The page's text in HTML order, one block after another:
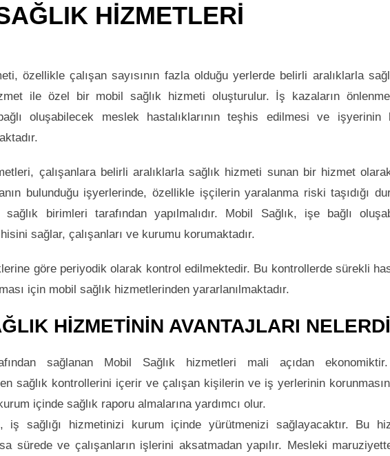
HİZMETLERİ
özellikle çalışan sayısının fazla olduğu yerlerde belirli aralıklarla
ile özel bir mobil sağlık hizmeti oluşturulur. İş kazaların
oluşabilecek meslek hastalıklarının teşhis edilmesi ve işyerinin
çalışanlara belirli aralıklarla sağlık hizmeti sunan bir hizmet
bulunduğu işyerlerinde, özellikle işçilerin yaralanma riski taşıdığı
birimleri tarafından yapılmalıdır. Mobil Sağlık, işe bağlı
sağlar, çalışanları ve kurumu korumaktadır.
göre periyodik olarak kontrol edilmektedir. Bu kontrollerde sürekli
için mobil sağlık hizmetlerinden yararlanılmaktadır.
HİZMETİNİN AVANTAJLARI
sağlanan Mobil Sağlık hizmetleri mali açıdan
sağlık kontrollerini içerir ve çalışan kişilerin ve iş yerlerinin
içinde sağlık raporu almalarına yardımcı olur.
iş sağlığı hizmetinizi kurum içinde yürütmenizi sağlayacaktır. Bu
sürede ve çalışanların işlerini aksatmadan yapılır. Mesleki